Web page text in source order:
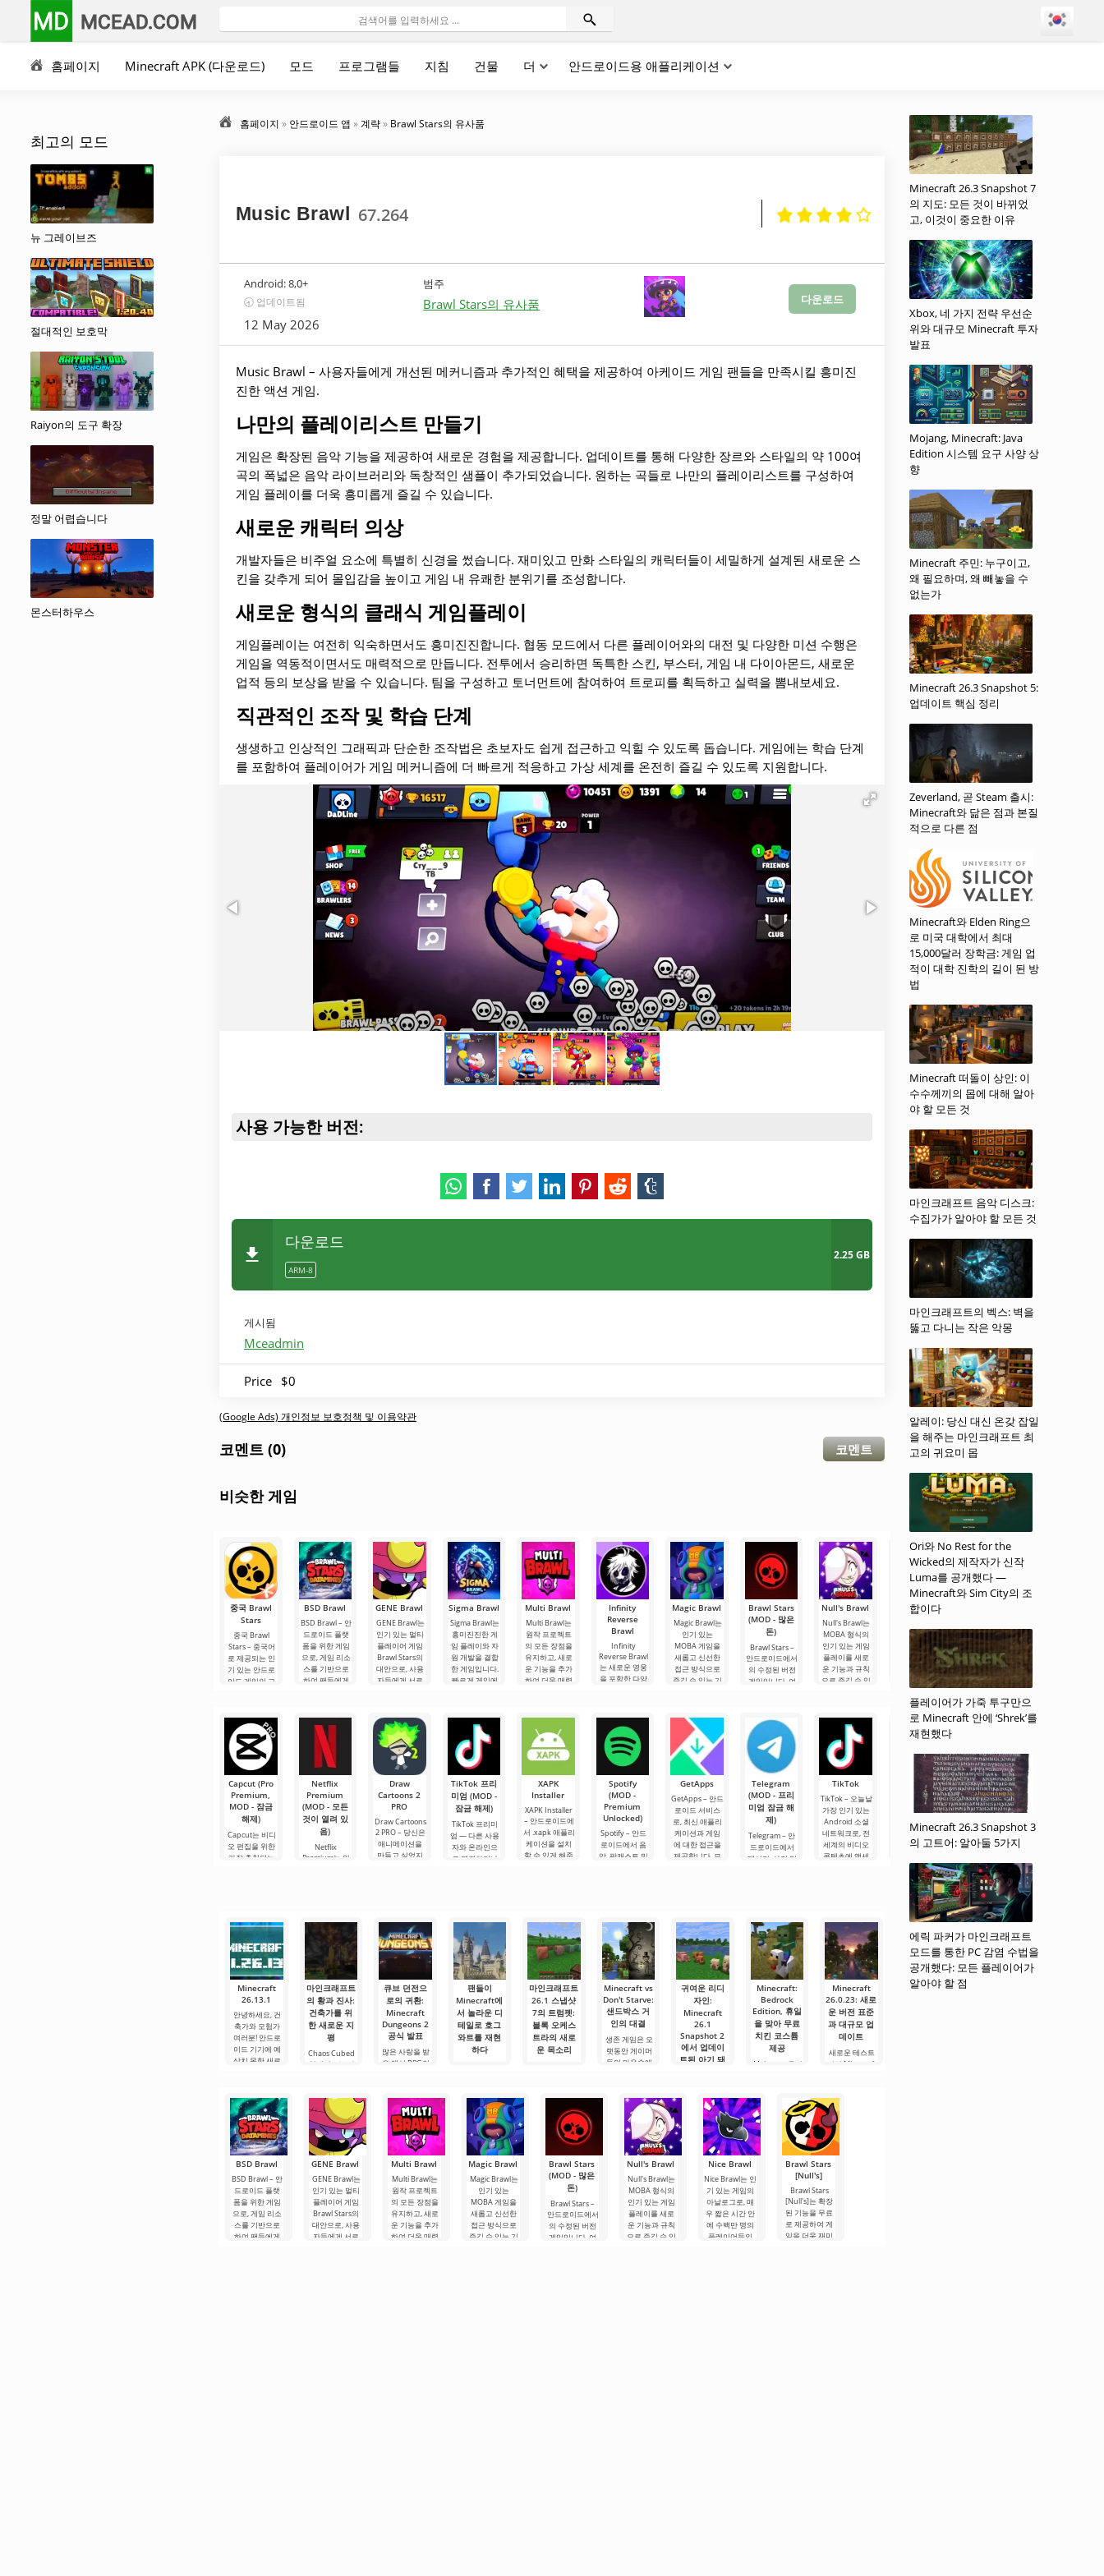
MD MCEAD.COM
홈페이지 Minecraft APK (다운로드) 모드 프로그램들 지침 건물 더 안드로이드용 애플리케이션
최고의 모드
뉴 그레이브즈
절대적인 보호막
Raiyon의 도구 확장
정말 어렵습니다
몬스터하우스
홈페이지 » 안드로이드 앱 »계략» Brawl Stars의 유사품
Music Brawl 67.264
Android:8,0+
🕣 업데이트됨
12 May 2026
범주
Brawl Stars의 유사품 다운로드
Music Brawl – 사용자들에게 개선된 메커니즘과 추가적인 혜택을 제공하여 아케이드 게임 팬들을 만족시킬 흥미진
진한 액션 게임.
나만의 플레이리스트 만들기
게임은 확장된 음악 기능을 제공하여 새로운 경험을 제공합니다. 업데이트를 통해 다양한 장르와 스타일의 약 100여
곡의 폭넓은 음악 라이브러리와 독창적인 샘플이 추가되었습니다. 원하는 곡들로 나만의 플레이리스트를 구성하여
게임 플레이를 더욱 흥미롭게 즐길 수 있습니다.
새로운 캐릭터 의상
개발자들은 비주얼 요소에 특별히 신경을 썼습니다. 재미있고 만화 스타일의 캐릭터들이 세밀하게 설계된 새로운 스
킨을 갖추게 되어 몰입감을 높이고 게임 내 유쾌한 분위기를 조성합니다.
새로운 형식의 클래식 게임플레이
게임플레이는 여전히 익숙하면서도 흥미진진합니다. 협동 모드에서 다른 플레이어와의 대전 및 다양한 미션 수행은
게임을 역동적이면서도 매력적으로 만듭니다. 전투에서 승리하면 독특한 스킨, 부스터, 게임 내 다이아몬드, 새로운
업적 등의 보상을 받을 수 있습니다. 팀을 구성하고 토너먼트에 참여하여 트로피를 획득하고 실력을 뽐내보세요.
직관적인 조작 및 학습 단계
생생하고 인상적인 그래픽과 단순한 조작법은 초보자도 쉽게 접근하고 익힐 수 있도록 돕습니다. 게임에는 학습 단계
를 포함하여 플레이어가 게임 메커니즘에 더 빠르게 적응하고 가상 세계를 온전히 즐길 수 있도록 지원합니다.
사용 가능한 버전:
다운로드
ARM-8
2.25 GB
게시됨
Mceadmin
Price $0
(Google Ads) 개인정보 보호정책 및 이용약관
코멘트 (0) 코멘트
비슷한 게임
중국 Brawl
Stars
중국 Brawl
Stars – 중국어
로 제공되는 인
기 있는 안드로
이드 게임의 고
또는 5대5 팀 전
투에 참여할 수
있습니다. 이를
위해 금고 열기.
BSD Brawl
BSD Brawl – 안
드로이드 플랫
폼을 위한 게임
으로, 게임 리소
스를 기반으로
하여 팬들에게
를 유지합니다.
제작자는.
GENE Brawl
GENE Brawl는
인기 있는 멀티
플레이어 게임
Brawl Stars의
대안으로, 사용
자들에게 서로
이는 전투에만
국한되지 않습
니다.
Sigma Brawl
Sigma Brawl는
흥미진진한 게
임 플레이와 자
원 개발을 결합
한 게임입니다.
빠르게 게임에
됩니다. 간편한
설치와.
Multi Brawl
Multi Brawl는
원작 프로젝트
의 모든 장점을
유지하고, 새로
운 기능을 추가
하여 더욱 매력
Brawl Stars를
플레이해본 적
이
Infinity
Reverse
Brawl
Infinity
Reverse Brawl
는 새로운 영웅
을 포함한 다양
을 제공합니다.
Magic Brawl
Magic Brawl는
인기 있는
MOBA 게임을
새롭고 신선한
접근 방식으로
즐길 수 있는 기
임플레이, 그리
고 각각이 주요
전투
Brawl Stars
(MOD - 많은
돈)
Brawl Stars –
안드로이드에서
의 수정된 버전
게임입니다. 여
싸워야 합니다.
플레이어에게
주어진 과제는
선택한 모드에
따라
Null's Brawl
Null's Brawl는
MOBA 형식의
인기 있는 게임
플레이를 새로
운 기능과 규칙
으로 즐길 수 있
이는 더욱 흥미
롭고 폭넓은.
Simple
Simple Brawl는
인기 있는 액션
프로젝트의 유
사 버전으로, 플
레이어의 요청
과 피드백을 고
려하여 개발되
었습니다. 이 게
임은 추가 구매
없이도 게임플
키는 기능과
기 있는 게임의
아날로그로, 매
우 짧은 시간 안
에 수백만 명의
플레이어들의
마음을 사로잡
았습니다. 이 게
임은 역동적인
전투, 만화 스타
Capcut (Pro
Premium,
MOD - 잠금
해제)
Capcut는 비디
오 편집을 위한
가장 추천되는
장합니다. 많은
사용자에게 무
료 버전은 모든
편집 요구를
Netflix
Premium
(MOD - 모든
것이 열려 있
음)
Netflix
Premium는 안
있는 서비스 중
하나입니다. 이
곳에는 최신 미
디어 제품뿐만
아니라
Draw
Cartoons 2
PRO
Draw Cartoons
2 PRO – 당신은
애니메이션을
만들고 싶었지
에 달려 있습니
다. 복잡한
TikTok 프리
미엄 (MOD -
잠금 해제)
TikTok 프리미
엄 — 다른 사용
자와 온라인으
로 연결하거나
루를 시작하거
나 힘든 하루를.
XAPK
Installer
XAPK Installer
– 안드로이드에
서 .xapk 애플리
케이션을 설치
할 수 있게 해줍
시작할 수
Spotify
(MOD -
Premium
Unlocked)
Spotify – 안드
로이드에서 음
악, 팟캐스트 및
랫폼에서 계정
을 생성하면 PC
를 포함한 모든
GetApps
GetApps – 안드
로이드 서비스
로, 최신 애플리
케이션과 게임
에 대한 접근을
제공합니다. 모
Telegram
(MOD - 프리
미엄 잠금 해
제)
Telegram – 안
드로이드에서
메시지, 사진 및
서 WhatsApp나
Viber와 유사하
지만, 주요
TikTok
TikTok – 오늘날
가장 인기 있는
Android 소셜
네트워크로, 전
세계의 비디오
콘텐츠에 액세
Planner 5D
(MOD - 잠금
해제)
Planner 5D –
안드로이드용
애플리케이션으
을 2D 및 3D 모
델로 설계할 수
있습니다. 개발
자들은 엔지니
어링 및 건축 기
술이 없는 사용
자도 매우 짧은
시간
Widgetable:
재미있는 화
면(MOD - 잠
Widgetable: 재
미있는 화면
제) - 매우 유용
한 안드로이드
데스크톱 꾸미
기 애플리케이
션으로, 창의적
기회를 제공합
니다. 여기서 다
양한
Minecraft
26.13.1
안녕하세요, 건
축가와 모험가
여러분! 안드로
이드 기기에 예
상치 못한 새로
마인크래프트
의 황과 진사:
건축가를 위
한 새로운 지
평
Chaos Cubed
업데이트는 마
독특한 메커니
즘뿐만 아니라
큐브 던전으
로의 귀환:
Minecraft
Dungeons 2
공식 발표
많은 사랑을 받
은 액션 RPG의
었습니다.
Minecraft
팬들이
Minecraft에
서 놀라운 디
테일로 호그
와트를 재현
하다
것을 다시 한번
증명했습니다.
해리 포터와
마인크래프트
26.1 스냅샷
7의 트럼펫:
블록 오케스
트라의 새로
운 목소리
래프트의 사운
드스케이프가
조금 더
Minecraft vs
Don't Starve:
샌드박스 거
인의 대결
생존 게임은 오
랫동안 게이머
들의 마음속에
다. 그중 두 거인
이
귀여운 리디
자인:
Minecraft
26.1
Snapshot 2
에서 업데이
트된 아기 돼
2026년은
Minecraft 세계
에 놀랍도록 귀
여운 업데이트
로 시작되었습
니다.
Minecraft:
Bedrock
Edition, 휴일
을 맞아 무료
치킨 코스튬
제공
Mojang 스튜디
은 서프라이즈
를 선사했습니
다. 연말
Minecraft
26.0.23: 새로
운 버전 표준
과 대규모 업
데이트
새로운 테스트
버전 Minecraft
다수의 개선
Minecraft
BSD Brawl
BSD Brawl – 안
드로이드 플랫
폼을 위한 게임
으로, 게임 리소
스를 기반으로
하여 팬들에게
GENE Brawl
GENE Brawl는
인기 있는 멀티
플레이어 게임
Brawl Stars의
대안으로, 사용
자들에게 서로
Multi Brawl
Multi Brawl는
원작 프로젝트
의 모든 장점을
유지하고, 새로
운 기능을 추가
하여 더욱 매력
Magic Brawl
Magic Brawl는
인기 있는
MOBA 게임을
새롭고 신선한
접근 방식으로
즐길 수 있는 기
Brawl Stars
(MOD - 많은
돈)
Brawl Stars –
안드로이드에서
의 수정된 버전
게임입니다. 여
Null's Brawl
Null's Brawl는
MOBA 형식의
인기 있는 게임
플레이를 새로
운 기능과 규칙
으로 즐길 수 있
Nice Brawl
Nice Brawl는 인
기 있는 게임의
아날로그로, 매
우 짧은 시간 안
에 수백만 명의
플레이어들의
Brawl Stars
[Null's]
Brawl Stars
[Null's]는 확장
된 기능을 무료
로 제공하여 게
임을 더욱 재미
Minecraft 26.3 Snapshot 7
의 지도: 모든 것이 바뀌었
고, 이것이 중요한 이유
Xbox, 네 가지 전략 우선순
위와 대규모 Minecraft 투자
발표
Mojang, Minecraft: Java
Edition 시스템 요구 사양 상
향
Minecraft 주민: 누구이고,
왜 필요하며, 왜 빼놓을 수
없는가
Minecraft 26.3 Snapshot 5:
업데이트 핵심 정리
Zeverland, 곧 Steam 출시:
Minecraft와 닮은 점과 본질
적으로 다른 점
Minecraft와 Elden Ring으
로 미국 대학에서 최대
15,000달러 장학금: 게임 업
적이 대학 진학의 길이 된 방
법
Minecraft 떠돌이 상인: 이
수수께끼의 몹에 대해 알아
야 할 모든 것
마인크래프트 음악 디스크:
수집가가 알아야 할 모든 것
마인크래프트의 벡스: 벽을
뚫고 다니는 작은 악몽
알레이: 당신 대신 온갖 잡일
을 해주는 마인크래프트 최
고의 귀요미 몹
Ori와 No Rest for the
Wicked의 제작자가 신작
Luma를 공개했다 —
Minecraft와 Sim City의 조
합이다
플레이어가 가죽 투구만으
로 Minecraft 안에 ‘Shrek’를
재현했다
Minecraft 26.3 Snapshot 3
의 고트어: 알아둘 5가지
에릭 파커가 마인크래프트
모드를 통한 PC 감염 수법을
공개했다: 모든 플레이어가
알아야 할 점